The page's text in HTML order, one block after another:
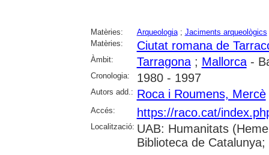
Matèries: Arqueologia; Jaciments arqueològics
Matèries:
Ciutat romana de
Àmbit: Tarragona; Mallorca-
Cronologia: 1980 - 1997
Autors add.: Roca i Roumens, Mercè
Accés: https://raco.cat/
Localització: UAB: Humanitats
Biblioteca de